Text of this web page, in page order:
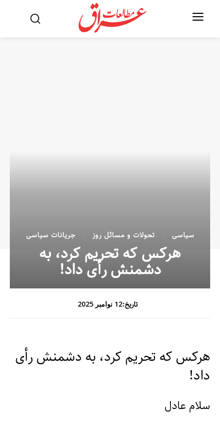
سیاسی تحولات و مسائل روز جریانات سیاسی
هرکس که تحریم کرد، به
دشمنش رأی داد!
تاریخ:12 نوامبر 2025
هرکس که تحریم کرد، به دشمنش رأی
داد!
سلام عادل